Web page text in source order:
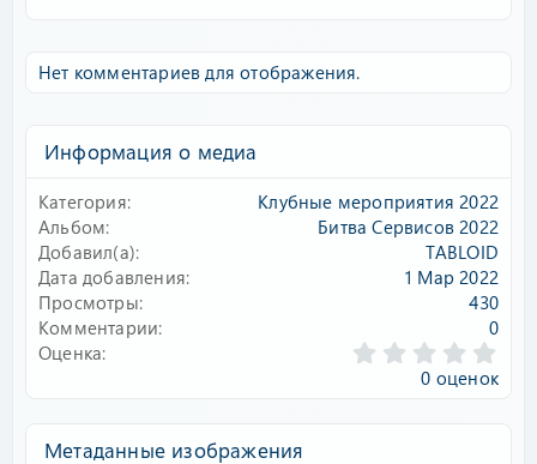
Нет комментариев для отображения.
Информация о медиа
Категория
Клубные мероприятия 2022
Альбом
Битва Сервисов 2022
Добавил(а)
TABLOID
Дата добавления
1 Мар 2022
Просмотры
430
Комментарии
0
Оценка
.
0
0 оценок
Метаданные изображения